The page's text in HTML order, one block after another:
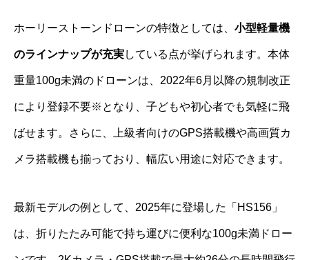
ホーリーストーンドローンの特徴としては、 小型軽量機
のラインナップが充実している点が挙げられます。本体
重量100g未満のドローンは、2022年6月以降の規制改正
により登録不要※となり、子どもや初心者でも気軽に飛
ばせます。さらに、上級者向けのGPS搭載機や高画質カ
メラ搭載機も揃っており、幅広い用途に対応できます。
最新モデルの例として、2025年に登場した「HS156」
は、折りたたみ可能で持ち運びに便利な100g未満ドロー